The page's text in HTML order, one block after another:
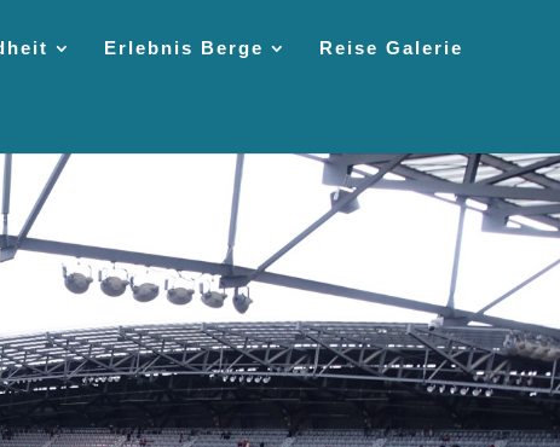
Erlebnis Berge Reise Galerie